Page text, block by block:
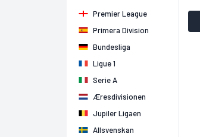
Premier League
Primera Division
Bundesliga
Ligue 1
Serie A
Æresdivisionen
Jupiler Ligaen
Allsvenskan